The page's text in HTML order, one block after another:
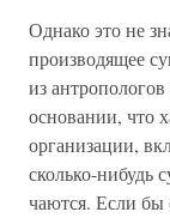
Однако это не
производящее
из
основании, что
организации,
сколько-нибудь
чаются. Если бы